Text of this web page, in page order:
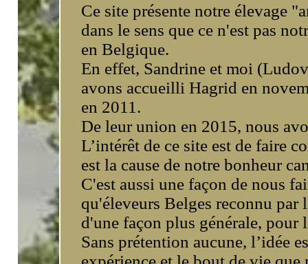
Ce site présente notre élevage
dans le sens que ce n'est pas
en Belgique.
En effet, Sandrine et moi
avons accueilli Hagrid en
en 2011.
De leur union en 2015, nous
L’intérêt de ce site est de faire
est la cause de notre bonheur
C'est aussi une façon de nous
qu'éleveurs Belges reconnu
d'une façon plus générale, pour
Sans prétention aucune, l’idée